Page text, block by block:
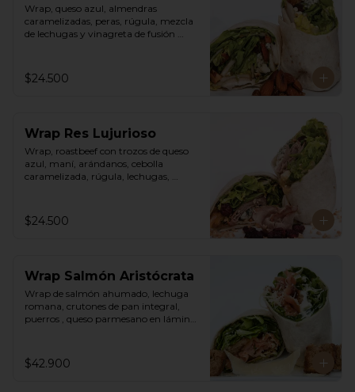
Wrap, queso azul, almendras
caramelizadas, peras, rúgula, mezcla
de lechugas y vinagreta de fusión
$24.500
Wrap Res Lujurioso
Wrap, roastbeef con trozos de queso
azul, maní, arándanos, cebolla
caramelizada, rúgula, lechugas,
$24.500
Wrap Salmón Aristócrata
Wrap de salmón ahumado, lechuga
romana, crutones de pan integral,
puerros , queso parmesano en láminas
$42.900